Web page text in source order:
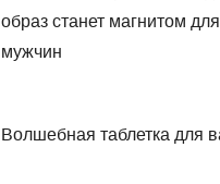
образ станет магнитом
мужчин
Волшебная таблетка для